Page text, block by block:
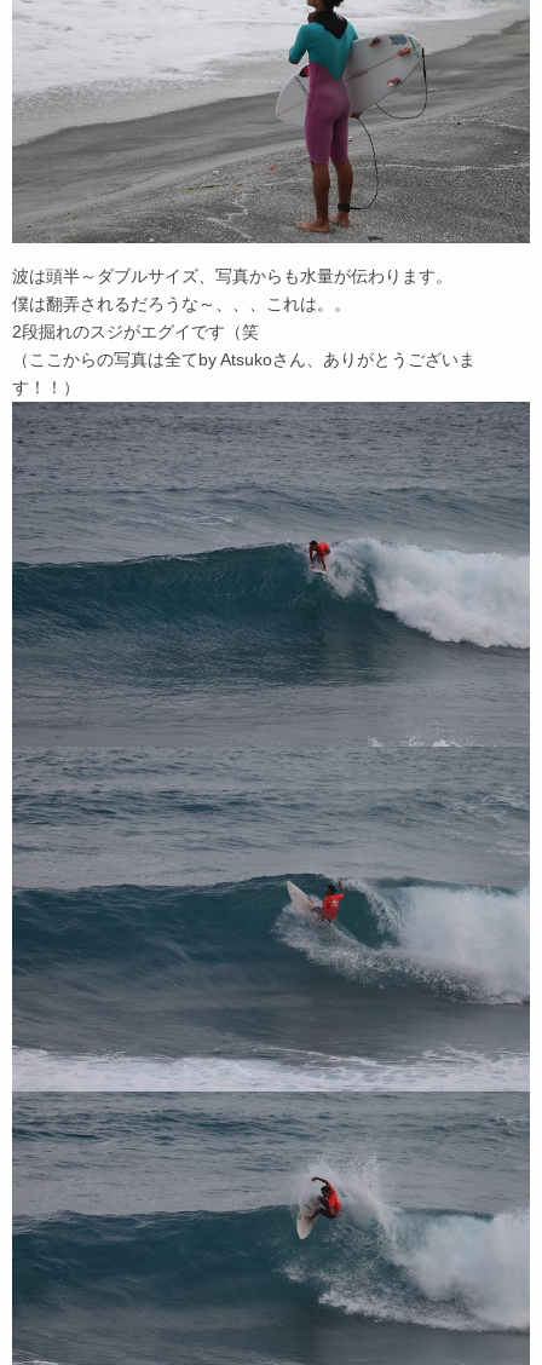
波は頭半～ダブルサイズ、写真からも水量が伝わります。
僕は翻弄されるだろうな～、、、これは。。
2段掘れのスジがエグイです（笑
（ここからの写真は全てby Atsukoさん、ありがとうございま
す！！）